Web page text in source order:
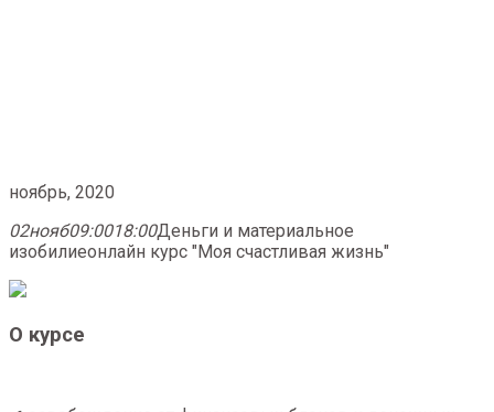
ноябрь, 2020
02нояб09:0018:00Деньги и материальное
изобилиеонлайн курс "Моя счастливая жизнь"
О курсе